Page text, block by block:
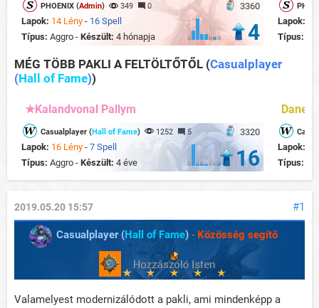
3360
PHOENIX (Admin) 349 0
Lapok: 14 Lény - 16 Spell
Típus: Aggro - Készült: 4 hónapja 4 Lapok:
Típus:
MÉG TÖBB PAKLI A FELTÖLTŐTŐL (Casualplayer
(Hall of Fame))
★Kalandvonal Pallym
3320
Casualplayer (Hall of Fame) 1252 5
Lapok: 16 Lény - 7 Spell
Típus: Aggro - Készült: 4 éve 16
Dane
Lapok:
Típus:
#1
2019.05.20 15:57
Casualplayer (Hall of Fame) - Közösség segítő
Valamelyest modernizálódott a pakli, ami mindenképp a